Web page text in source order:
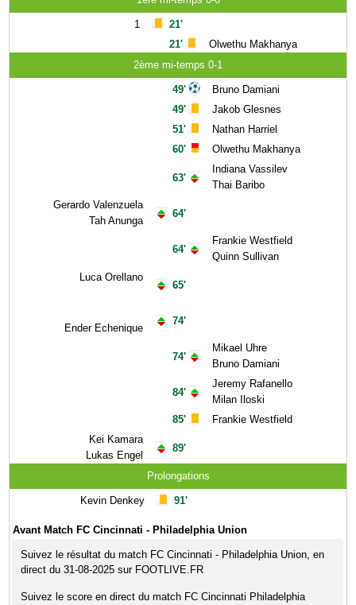
1
21'
21'
Olwethu Makhanya
2ème mi-temps 0-1
Gerardo Valenzuela
Tah Anunga
Luca Orellano
Ender Echenique
Kei Kamara
Lukas Engel
49'
49'
51'
60'
63'
64'
64'
65'
74'
74'
84'
85'
89'
Bruno Damiani
Jakob Glesnes
Nathan Harriel
Olwethu Makhanya
Indiana Vassilev
Thai Baribo
Frankie Westfield
Quinn Sullivan
Mikael Uhre
Bruno Damiani
Jeremy Rafanello
Milan Iloski
Frankie Westfield
Prolongations
Kevin Denkey 91'
Avant Match FC Cincinnati - Philadelphia Union
Suivez le résultat du match FC Cincinnati - Philadelphia Union, en
direct du 31-08-2025 sur FOOTLIVE.FR
Suivez le score en direct du match FC Cincinnati Philadelphia